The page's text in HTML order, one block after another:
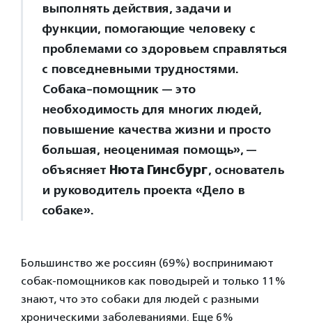
выполнять действия, задачи и
функции, помогающие человеку с
проблемами со здоровьем справляться
с повседневными трудностями.
Собака-помощник — это
необходимость для многих людей,
повышение качества жизни и просто
большая, неоценимая помощь», —
объясняет Нюта Гинсбург, основатель
и руководитель проекта «Дело в
собаке».
Большинство же россиян (69%) воспринимают
собак-помощников как поводырей и только 11%
знают, что это собаки для людей с разными
хроническими заболеваниями. Еще 6%